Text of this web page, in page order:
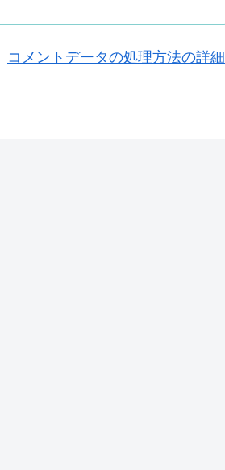
コメントデータの処理方法の詳細